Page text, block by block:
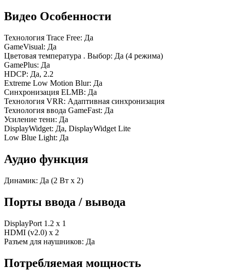
Видео Особенности
Технология Trace Free: Да
GameVisual: Да
Цветовая температура . Выбор: Да (4 режима)
GamePlus: Да
HDCP: Да, 2.2
Extreme Low Motion Blur: Да
Синхронизация ELMB: Да
Технология VRR: Адаптивная синхронизация
Технология ввода GameFast: Да
Усиление тени: Да
DisplayWidget: Да, DisplayWidget Lite
Low Blue Light: Да
Аудио функция
Динамик: Да (2 Вт x 2)
Порты ввода / вывода
DisplayPort 1.2 x 1
HDMI (v2.0) x 2
Разъем для наушников: Да
Потребляемая мощность